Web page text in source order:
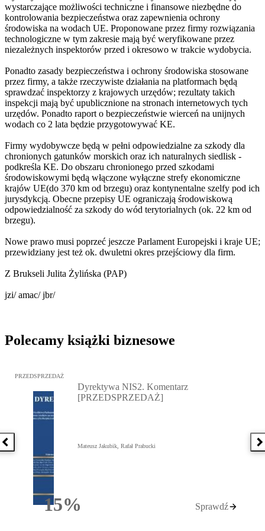
wystarczające możliwości techniczne i finansowe niezbędne do
kontrolowania bezpieczeństwa oraz zapewnienia ochrony
środowiska na wodach UE. Proponowane przez firmy rozwiązania
technologiczne w tym zakresie mają być weryfikowane przez
niezależnych inspektorów przed i okresowo w trakcie wydobycia.
Ponadto zasady bezpieczeństwa i ochrony środowiska stosowane
przez firmy, a także rzeczywiste działania na platformach będą
sprawdzać inspektorzy z krajowych urzędów; rezultaty takich
inspekcji mają być upublicznione na stronach internetowych tych
urzędów. Ponadto raport o bezpieczeństwie wierceń na unijnych
wodach co 2 lata będzie przygotowywać KE.
Firmy wydobywcze będą w pełni odpowiedzialne za szkody dla
chronionych gatunków morskich oraz ich naturalnych siedlisk -
podkreśla KE. Do obszaru chronionego przed szkodami
środowiskowymi będą włączone wyłączne strefy ekonomiczne
krajów UE(do 370 km od brzegu) oraz kontynentalne szelfy pod ich
jurysdykcją. Obecne przepisy UE ograniczają środowiskową
odpowiedzialność za szkody do wód terytorialnych (ok. 22 km od
brzegu).
Nowe prawo musi poprzeć jeszcze Parlament Europejski i kraje UE;
przewidziany jest też ok. dwuletni okres przejściowy dla firm.
Z Brukseli Julita Żylińska (PAP)
jzi/ amac/ jbr/
Polecamy książki biznesowe
Poprzednia książka
Przejdź do: Dyrektywa NIS2. Komentarz [PRZEDSPRZEDAŻ],
PRZEDSPRZEDAŻ
15%Rabatu
Dyrektywa NIS2. Komentarz
[PRZEDSPRZEDAŻ]
Mateusz Jakubik, Rafał Prabucki
Sprawdź